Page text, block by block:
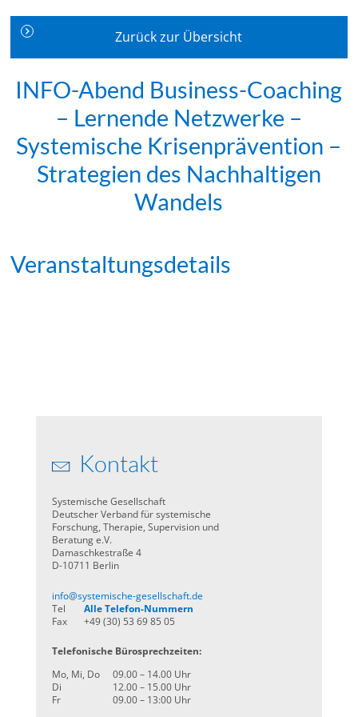
Zurück zur Übersicht
INFO-Abend Business-Coaching
– Lernende Netzwerke –
Systemische Krisenprävention –
Strategien des Nachhaltigen
Wandels
Veranstaltungsdetails
Kontakt
Systemische Gesellschaft
Deutscher Verband für systemische
Forschung, Therapie, Supervision und
Beratung e.V.
Damaschkestraße 4
D-10711 Berlin
info@systemische-gesellschaft.de
Tel
Alle Telefon-Nummern
Fax
+49 (30) 53 69 85 05
Telefonische Bürosprechzeiten:
Mo, Mi, Do
09.00 – 14.00 Uhr
Di
12.00 – 15.00 Uhr
Fr
09.00 – 13:00 Uhr